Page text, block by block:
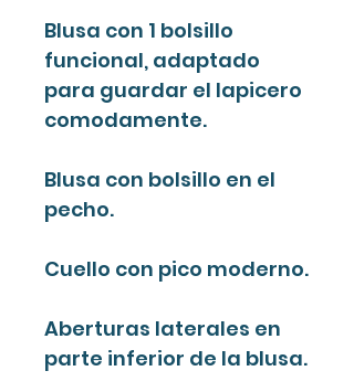
Blusa con 1 bolsillo
funcional, adaptado
para guardar el lapicero
comodamente.
Blusa con bolsillo en el
pecho.
Cuello con pico moderno.
Aberturas laterales en
parte inferior de la blusa.